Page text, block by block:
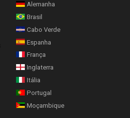
Alemanha
Brasil
Cabo Verde
Espanha
França
Inglaterra
Itália
Portugal
Moçambique